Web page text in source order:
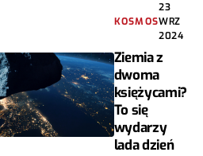
KOSMOS
23
WRZ
2024
Ziemia z
dwoma
księżycami?
To się
wydarzy
lada dzień